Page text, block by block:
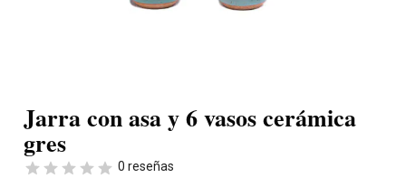
Jarra con asa y 6 vasos cerámica
gres
0 reseñas